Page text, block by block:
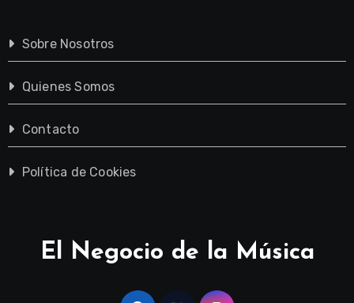
Sobre Nosotros
Quienes Somos
Contacto
Política de Cookies
El Negocio de la Música